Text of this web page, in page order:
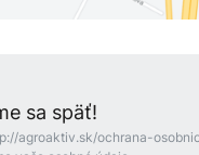
sa späť!
agroaktiv.sk/ochrana-